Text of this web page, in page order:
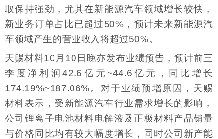
取保持强劲，尤其在新能源汽车领域增长较快，
新业务订单占比已超过50%，预计未来新能源汽
车领域产生的营业收入将超过50%。
天赐材料10月10日晚亦发布业绩预告，预计前三
季度净利润42.6亿元~44.6亿元，同比增长
174.19%~187.06%。对于业绩预增原因，天赐
材料表示，受新能源汽车行业需求增长的影响，
公司锂离子电池材料电解液及正极材料产品销量
与价格同比均有较大幅度增长，同时公司新产能